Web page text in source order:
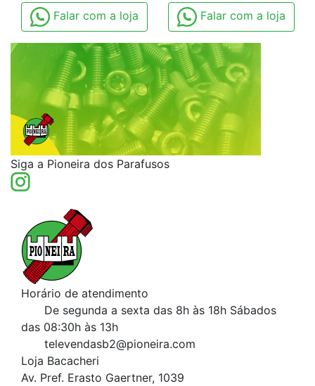
Falar com a loja Falar com a loja
Siga a Pioneira dos Parafusos
Horário de atendimento
De segunda a sexta das 8h às 18h Sábados
das 08:30h às 13h
televendasb2@pioneira.com
Loja Bacacheri
Av. Pref. Erasto Gaertner, 1039